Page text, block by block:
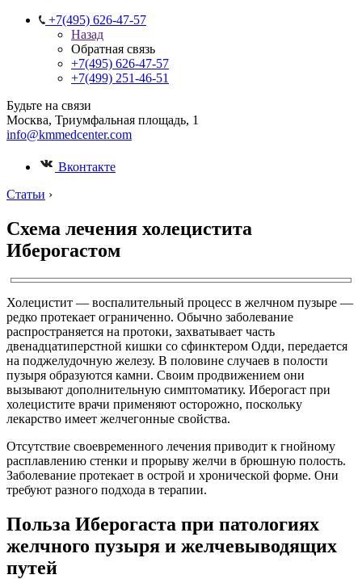
+7(495) 626-47-57
Назад
Обратная связь
+7(495) 626-47-57
+7(499) 251-46-51
Будьте на связи
Москва, Триумфальная площадь, 1
info@kmmedcenter.com
Вконтакте
Статьи ›
Схема лечения холецистита
Иберогастом
Холецистит — воспалительный процесс в желчном пузыре —
редко протекает ограниченно. Обычно заболевание
распространяется на протоки, захватывает часть
двенадцатиперстной кишки со сфинктером Одди, передается
на поджелудочную железу. В половине случаев в полости
пузыря образуются камни. Своим продвижением они
вызывают дополнительную симптоматику. Иберогаст при
холецистите врачи применяют осторожно, поскольку
лекарство имеет желчегонные свойства.
Отсутствие своевременного лечения приводит к гнойному
расплавлению стенки и прорыву желчи в брюшную полость.
Заболевание протекает в острой и хронической форме. Они
требуют разного подхода в терапии.
Польза Иберогаста при патологиях
желчного пузыря и желчевыводящих
путей